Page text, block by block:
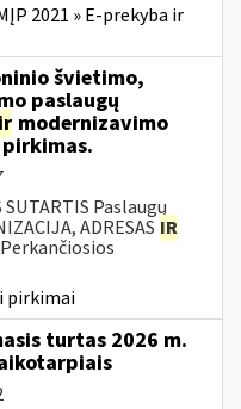
2021 » E-prekyba ir
švietimo,
paslaugų
ir modernizavimo
SUTARTIS Paslaugų
ADRESAS IR
pirkimai
turtas 2026 m.